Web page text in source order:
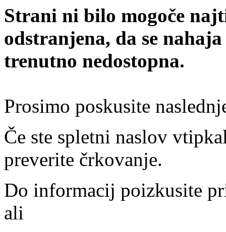
Strani ni bilo mogoče
odstranjena, da se
trenutno nedostopna.
Prosimo poskusite
Če ste spletni naslov
preverite črkovanje.
Do informacij poizkusite
ali